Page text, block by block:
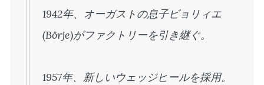
1942年、オーガストの息子ビョリィエ
(Börje)がファクトリーを引き継ぐ。
1957年、新しいウェッジヒールを採用。